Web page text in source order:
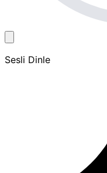
Sesli Dinle